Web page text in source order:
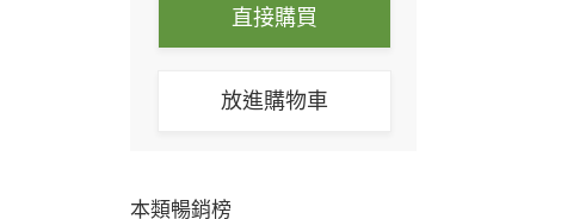
直接購買
放進購物車
本類暢銷榜